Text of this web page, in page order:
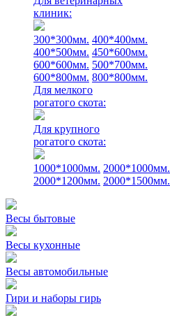
клиник:
300*300мм. 400*400мм.
400*500мм. 450*600мм.
600*600мм. 500*700мм.
600*800мм. 800*800мм.
Для мелкого
рогатого скота:
Для крупного
рогатого скота:
1000*1000мм. 2000*1000мм.
2000*1200мм. 2000*1500мм.
Весы бытовые
Весы кухонные
Весы автомобильные
Гири и наборы гирь